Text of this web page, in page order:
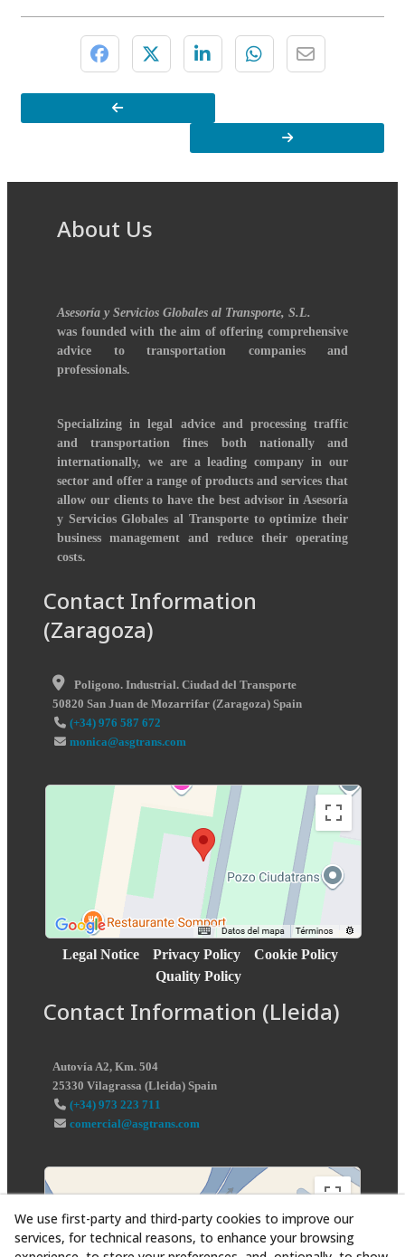
About Us
Asesoría y Servicios Globales al Transporte, S.L.
was founded with the aim of offering comprehensive
advice to transportation companies and
professionals.
Specializing in legal advice and processing traffic
and transportation fines both nationally and
internationally, we are a leading company in our
sector and offer a range of products and services that
allow our clients to have the best advisor in Asesoría
y Servicios Globales al Transporte to optimize their
business management and reduce their operating
costs.
Contact Information
(Zaragoza)
Poligono. Industrial. Ciudad del Transporte
50820 San Juan de Mozarrifar (Zaragoza) Spain
(+34) 976 587 672
monica@asgtrans.com
Legal Notice Privacy Policy
Cookie Policy
Quality Policy
Contact Information (Lleida)
Autovía A2, Km. 504
25330 Vilagrassa (Lleida) Spain
(+34) 973 223 711
comercial@asgtrans.com
We use first-party and third-party cookies to improve our
services, for technical reasons, to enhance your browsing